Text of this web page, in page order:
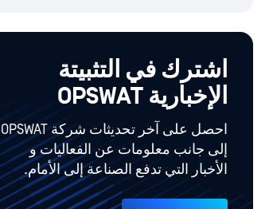
اشترك في التثبيتة
الإخبارية OPSWAT
احصل على آخر تحديثات شركة OPSWAT
إلى جانب معلومات عن الفعاليات و
الأخبار التي تدفع الصناعة إلى الأمام.